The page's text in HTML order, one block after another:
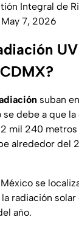
Integral de
May 7, 2026
suban
se debe a que
mil 240
alrededor del
se
radiación solar
año.